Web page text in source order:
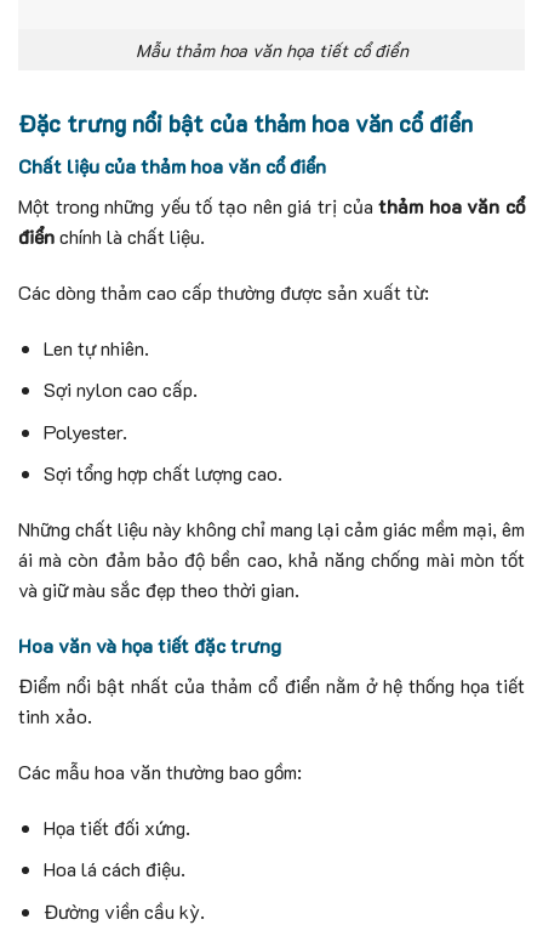
Mẫu thảm hoa văn họa tiết cổ điển
Đặc trưng nổi bật của thảm hoa văn cổ điển
Chất liệu của thảm hoa văn cổ điển
Một trong những yếu tố tạo nên giá trị củathảm hoa văn cổ
điểnchính là chất liệu.
Các dòng thảm cao cấp thường được sản xuất từ:
Len tự nhiên.
Sợi nylon cao cấp.
Polyester.
Sợi tổng hợp chất lượng cao.
Những chất liệu này không chỉ mang lại cảm giác mềm mại, êm
ái mà còn đảm bảo độ bền cao, khả năng chống mài mòn tốt
và giữ màu sắc đẹp theo thời gian.
Hoa văn và họa tiết đặc trưng
Điểm nổi bật nhất của thảm cổ điển nằm ở hệ thống họa tiết
tinh xảo.
Các mẫu hoa văn thường bao gồm:
Họa tiết đối xứng.
Hoa lá cách điệu.
Đường viền cầu kỳ.